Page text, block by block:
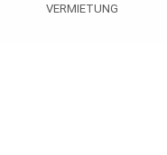
VERMIETUNG